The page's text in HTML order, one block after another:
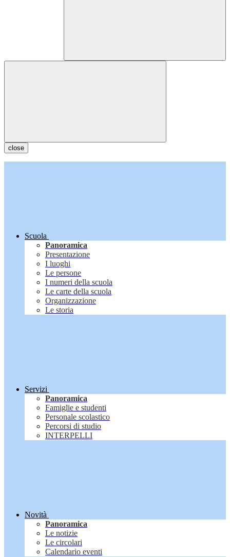
close
Scuola
Panoramica
Presentazione
I luoghi
Le persone
I numeri della scuola
Le carte della scuola
Organizzazione
Le storia
Servizi
Panoramica
Famiglie e studenti
Personale scolastico
Percorsi di studio
INTERPELLI
Novità
Panoramica
Le notizie
Le circolari
Calendario eventi